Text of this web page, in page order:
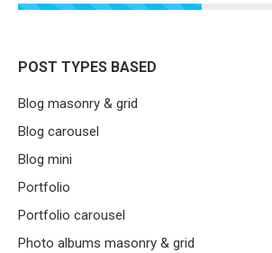
POST TYPES BASED
Blog masonry & grid
Blog carousel
Blog mini
Portfolio
Portfolio carousel
Photo albums masonry & grid